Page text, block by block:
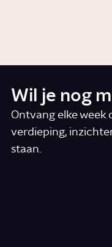
Wil je nog
Ontvang elke week
verdieping,
staan.